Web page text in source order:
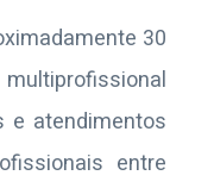
30
e atendimentos
entre